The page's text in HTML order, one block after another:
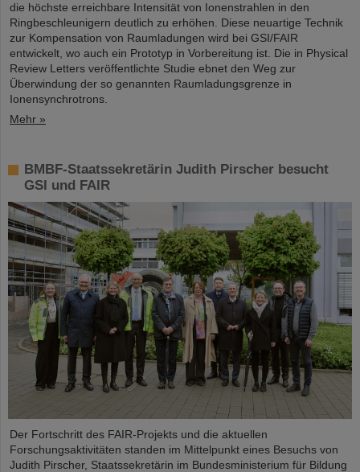
die höchste erreichbare Intensität von Ionenstrahlen in den
Ringbeschleunigern deutlich zu erhöhen. Diese neuartige Technik
zur Kompensation von Raumladungen wird bei GSI/FAIR
entwickelt, wo auch ein Prototyp in Vorbereitung ist. Die in Physical
Review Letters veröffentlichte Studie ebnet den Weg zur
Überwindung der so genannten Raumladungsgrenze in
Ionensynchrotrons.
Mehr »
BMBF-Staatssekretärin Judith Pirscher besucht
GSI und FAIR
Der Fortschritt des FAIR-Projekts und die aktuellen
Forschungsaktivitäten standen im Mittelpunkt eines Besuchs von
Judith Pirscher, Staatssekretärin im Bundesministerium für Bildung